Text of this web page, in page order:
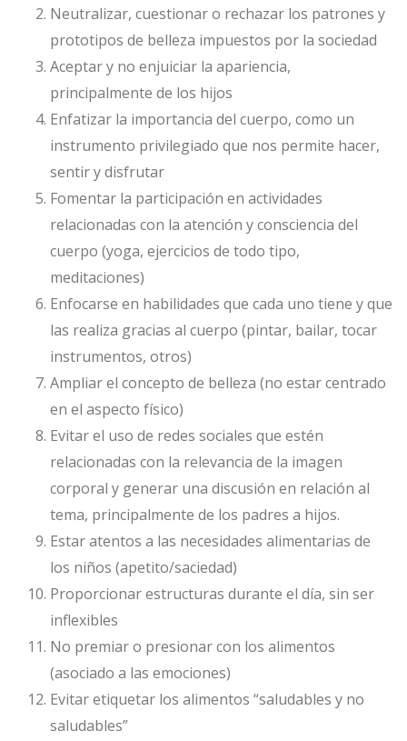
Neutralizar, cuestionar o rechazar los patrones y
prototipos de belleza impuestos por la sociedad
Aceptar y no enjuiciar la apariencia,
principalmente de los hijos
Enfatizar la importancia del cuerpo, como un
instrumento privilegiado que nos permite hacer,
sentir y disfrutar
Fomentar la participación en actividades
relacionadas con la atención y consciencia del
cuerpo (yoga, ejercicios de todo tipo,
meditaciones)
Enfocarse en habilidades que cada uno tiene y que
las realiza gracias al cuerpo (pintar, bailar, tocar
instrumentos, otros)
Ampliar el concepto de belleza (no estar centrado
en el aspecto físico)
Evitar el uso de redes sociales que estén
relacionadas con la relevancia de la imagen
corporal y generar una discusión en relación al
tema, principalmente de los padres a hijos.
Estar atentos a las necesidades alimentarias de
los niños (apetito/saciedad)
Proporcionar estructuras durante el día, sin ser
inflexibles
No premiar o presionar con los alimentos
(asociado a las emociones)
Evitar etiquetar los alimentos “saludables y no
saludables”